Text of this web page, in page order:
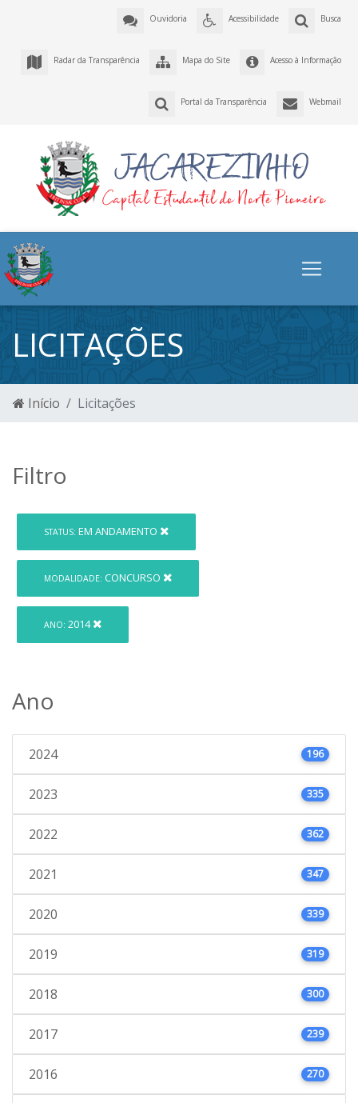
Busca
Acessibilidade
Ouvidoria
Acesso à Informação
Mapa do Site
Radar da Transparência
Webmail
Portal da Transparência
LICITAÇÕES
Início Licitações
Filtro
STATUS: EM ANDAMENTO
MODALIDADE: CONCURSO
ANO: 2014
Ano
2024 196
2023 335
2022 362
2021 347
2020 339
2019 319
2018 300
2017 239
2016 270